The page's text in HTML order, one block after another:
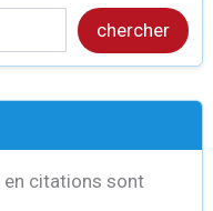
chercher
en citations sont